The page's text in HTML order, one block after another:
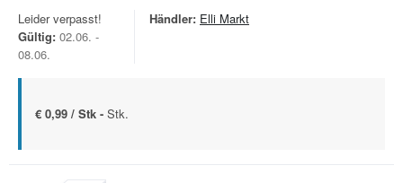
Leider verpasst!
Gültig: 02.06. -
08.06.
Händler: Elli Markt
€ 0,99 / Stk - Stk.